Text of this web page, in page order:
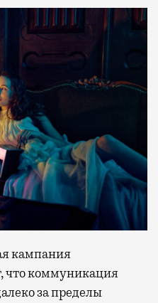
кампания
что коммуникация
за пределы